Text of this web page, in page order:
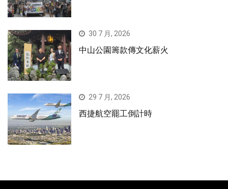
30 7 月, 2026
中山公園籌款傳文化薪火
29 7 月, 2026
西捷航空罷工倒計時